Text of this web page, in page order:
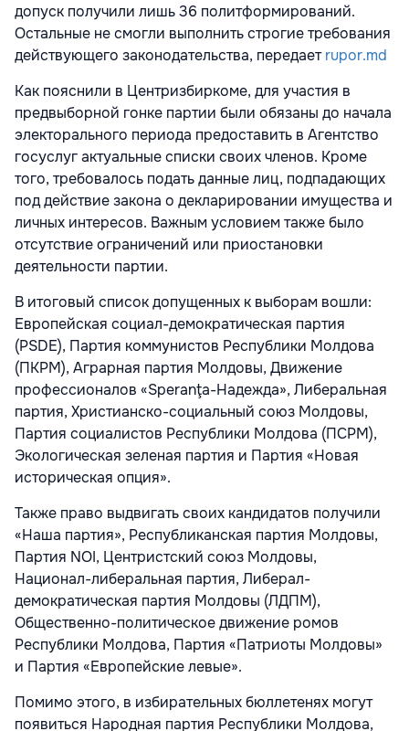
допуск получили лишь 36 политформирований.
Остальные не смогли выполнить строгие требования
действующего законодательства, передаетrupor.md
Как пояснили в Центризбиркоме, для участия в
предвыборной гонке партии были обязаны до начала
электорального периода предоставить в Агентство
госуслуг актуальные списки своих членов. Кроме
того, требовалось подать данные лиц, подпадающих
под действие закона о декларировании имущества и
личных интересов. Важным условием также было
отсутствие ограничений или приостановки
деятельности партии.
В итоговый список допущенных к выборам вошли:
Европейская социал-демократическая партия
(PSDE), Партия коммунистов Республики Молдова
(ПКРМ), Аграрная партия Молдовы, Движение
профессионалов «Speranţa-Надежда», Либеральная
партия, Христианско-социальный союз Молдовы,
Партия социалистов Республики Молдова (ПСРМ),
Экологическая зеленая партия и Партия «Новая
историческая опция».
Также право выдвигать своих кандидатов получили
«Наша партия», Республиканская партия Молдовы,
Партия NOI, Центристский союз Молдовы,
Национал-либеральная партия, Либерал-
демократическая партия Молдовы (ЛДПМ),
Общественно-политическое движение ромов
Республики Молдова, Партия «Патриоты Молдовы»
и Партия «Европейские левые».
Помимо этого, в избирательных бюллетенях могут
появиться Народная партия Республики Молдова,